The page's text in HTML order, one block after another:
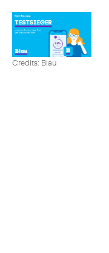
Credits: Blau